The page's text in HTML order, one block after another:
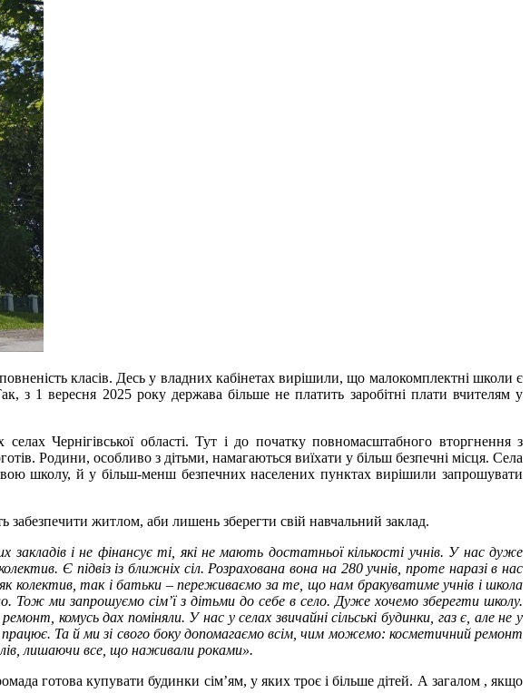
класів. Десь у владних кабінетах вирішили, що малокомплектні школи є
з 1 вересня 2025 року держава більше не платить заробітні плати вчителям у
Чернігівської області. Тут і до початку повномасштабного вторгнення з
Родини, особливо з дітьми, намагаються виїхати у більш безпечні місця. Села
школу, й у більш-менш безпечних населених пунктах вирішили запрошувати
забезпечити житлом, аби лишень зберегти свій навчальний заклад.
і не фінансує ті, які не мають достатньої кількості учнів. У нас дуже
Є підвіз із ближніх сіл. Розрахована вона на 280 учнів, проте наразі в нас
колектив, так і батьки – переживаємо за те, що нам бракуватиме учнів і школа
Тож ми запрошуємо сім’ї з дітьми до себе в село. Дуже хочемо зберегти школу.
комусь дах поміняли. У нас у селах звичайні сільські будинки, газ є, але не у
Та й ми зі свого боку допомагаємо всім, чим можемо: косметичний ремонт
лишаючи все, що наживали роками».
готова купувати будинки сім’ям, у яких троє і більше дітей. А загалом , якщо